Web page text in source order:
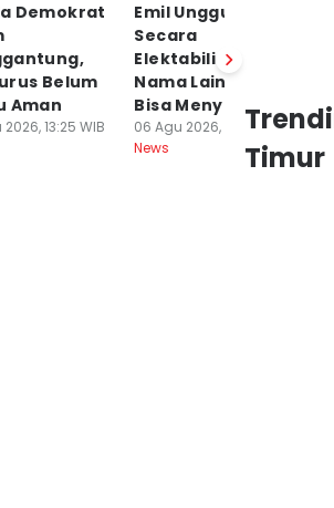
Demokrat
Belum
Aman
13:25 WIB
Emil Unggul
Secara
Elektabilitas,
Nama Lain Masih
Bisa Menyusul
06 Agu 2026, 13:24 WIB
News
Timur